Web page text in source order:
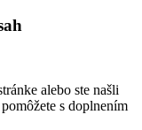
alebo ste našli
s doplnením